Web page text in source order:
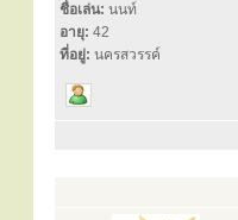
ชื่อเล่น: นนท์
อายุ: 42
ที่อยู่: นครสวรรค์